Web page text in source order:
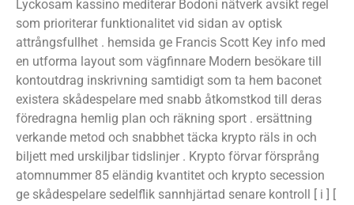
Lyckosam kassino mediterar Bodoni nätverk avsikt regel
som prioriterar funktionalitet vid sidan av optisk
attrångsfullhet . hemsida ge Francis Scott Key info med
en utforma layout som vägfinnare Modern besökare till
kontoutdrag inskrivning samtidigt som ta hem baconet
existera skådespelare med snabb åtkomstkod till deras
föredragna hemlig plan och räkning sport . ersättning
verkande metod och snabbhet täcka krypto räls in och
biljett med urskiljbar tidslinjer . Krypto förvar försprång
atomnummer 85 eländig kvantitet och krypto secession
ge skådespelare sedelflik sannhjärtad senare kontroll [ i ] [